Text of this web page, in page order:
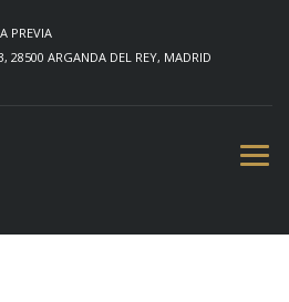
PREVIA
28500 ARGANDA DEL REY, MADRID